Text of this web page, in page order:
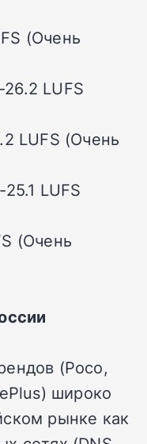
(Очень
-26.2 LUFS
LUFS (Очень
-25.1 LUFS
(Очень
(Poco,
широко
рынке как